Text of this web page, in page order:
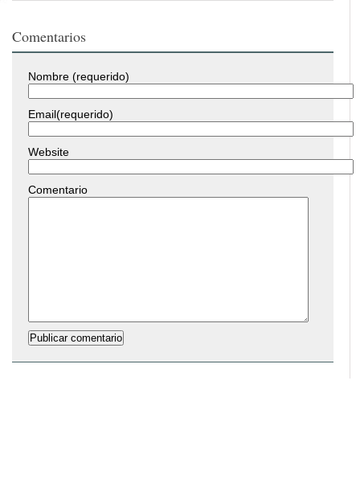
Comentarios
Nombre (requerido)
Email(requerido)
Website
Comentario